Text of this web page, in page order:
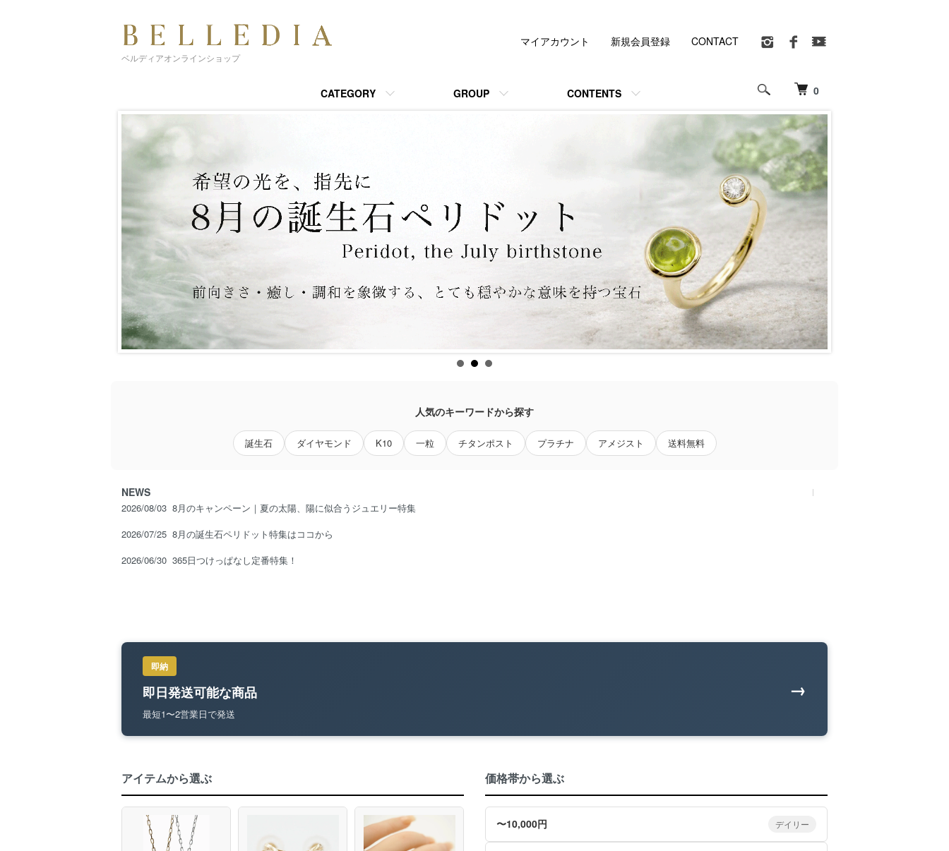
ベルディアオンラインショップ
0
CATEGORY GROUP CONTENTS
マイアカウント 新規会員登録 CONTACT
人気のキーワードから探す
誕生石 ダイヤモンド K10 一粒 チタンポスト プラチナ アメジスト 送料無料
NEWS
2026/08/03 8月のキャンペーン｜夏の太陽、陽に似合うジュエリー特集
2026/07/25 8月の誕生石ペリドット特集はココから
2026/06/30 365日つけっぱなし定番特集！
即納
即日発送可能な商品
最短1〜2営業日で発送
→
アイテムから選ぶ 価格帯から選ぶ
〜10,000円 デイリー